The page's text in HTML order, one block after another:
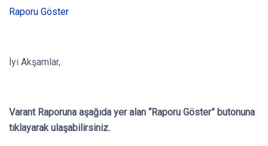
Raporu Göster
İyi Akşamlar,
Varant Raporuna aşağıda yer alan “Raporu Göster” butonuna
tıklayarak ulaşabilirsiniz.